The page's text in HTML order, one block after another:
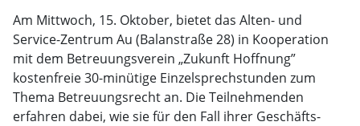
Am Mittwoch, 15. Oktober, bietet das Alten- und
Service-Zentrum Au (Balanstraße 28) in Kooperation
mit dem Betreuungsverein „Zukunft Hoffnung”
kostenfreie 30-minütige Einzelsprechstunden zum
Thema Betreuungsrecht an. Die Teilnehmenden
erfahren dabei, wie sie für den Fall ihrer Geschäfts-